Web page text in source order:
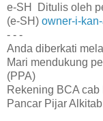
e-SH Ditulis oleh
(e-SH) owner-i-
- - -
Anda diberkati
Mari mendukung
(PPA)
Rekening BCA
Pancar Pijar Alkitab